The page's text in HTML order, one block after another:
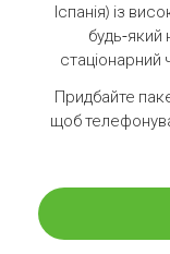
Іспанія) із
будь-який
стаціонарний
Придбайте
щоб